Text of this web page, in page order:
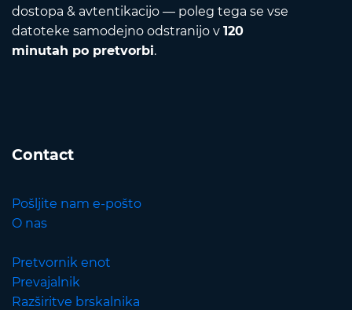
dostopa & avtentikacijo — poleg tega se vse
datoteke samodejno odstranijo v 120
minutah po pretvorbi.
Contact
Pošljite nam e-pošto
O nas
Pretvornik enot
Prevajalnik
Razširitve brskalnika